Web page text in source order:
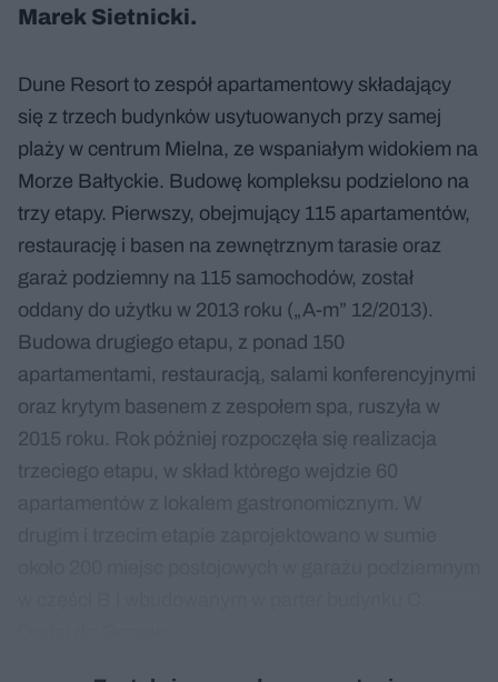
Marek Sietnicki.
Dune Resort to zespół apartamentowy składający
się z trzech budynków usytuowanych przy samej
plaży w centrum Mielna, ze wspaniałym widokiem na
Morze Bałtyckie. Budowę kompleksu podzielono na
trzy etapy. Pierwszy, obejmujący 115 apartamentów,
restaurację i basen na zewnętrznym tarasie oraz
garaż podziemny na 115 samochodów, został
oddany do użytku w 2013 roku („A-m” 12/2013).
Budowa drugiego etapu, z ponad 150
apartamentami, restauracją, salami konferencyjnymi
oraz krytym basenem z zespołem spa, ruszyła w
2015 roku. Rok później rozpoczęła się realizacja
trzeciego etapu, w skład którego wejdzie 60